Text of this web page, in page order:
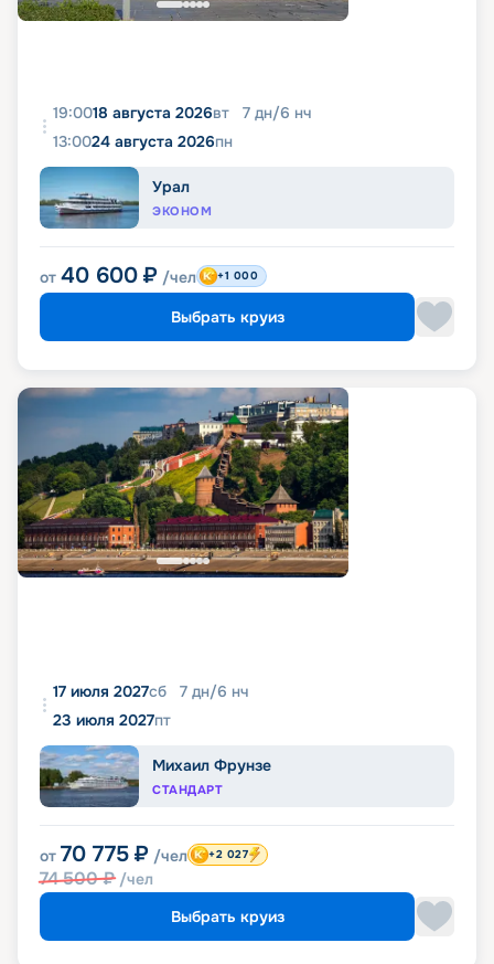
19:0018 августа 2026вт 7 дн/6 нч
13:0024 августа 2026пн
Урал
ЭКОНОМ
от 40 600 ₽ /чел +1 000
Выбрать круиз
17 июля 2027сб 7 дн/6 нч
23 июля 2027пт
Михаил Фрунзе
СТАНДАРТ
от 70 775 ₽ /чел
74 500₽ /чел
+2 027
Выбрать круиз